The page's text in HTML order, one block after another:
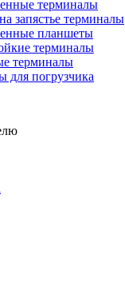
терминалы
запястье терминалы
планшеты
терминалы
терминалы
для погрузчика